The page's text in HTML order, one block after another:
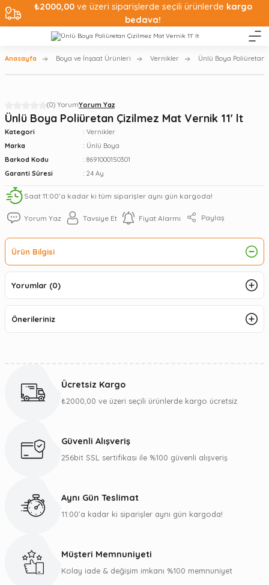
₺2000,00ve üzeri siparişlerde seçili ürünlerde kargo
bedava!
Anasayfa Boya ve İnşaat Ürünleri Vernikler Ünlü Boya Poliüretan
(0) YorumYorum Yaz
Ünlü Boya Poliüretan Çizilmez Mat Vernik 11' lt
Kategori
Vernikler
Marka
Ünlü Boya
Barkod Kodu
8691000150301
Garanti Süresi
24 Ay
Saat 11:00’a kadar ki tüm siparişler aynı gün kargoda!
Yorum Yaz Tavsiye Et Fiyat Alarmı Paylaş
Ürün Bilgisi
Yorumlar (0)
Önerileriniz
Ücretsiz Kargo
₺2000,00 ve üzeri seçili ürünlerde kargo ücretsiz
Güvenli Alışveriş
256bit SSL sertifikası ile %100 güvenli alışveriş
Aynı Gün Teslimat
11:00’a kadar ki siparişler aynı gün kargoda!
Müşteri Memnuniyeti
Kolay iade & değişim imkanı %100 memnuniyet